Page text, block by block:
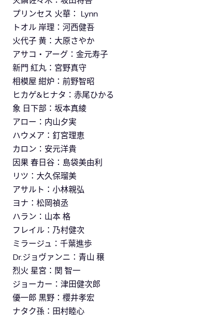
プリンセス 火華： Lynn
トオル 岸理：河西健吾
火代子 黄：大原さやか
アサコ・アーグ：金元寿子
新門 紅丸：宮野真守
相模屋 紺炉：前野智昭
ヒカゲ&ヒナタ：赤尾ひかる
象 日下部：坂本真綾
アロー：内山夕実
ハウメア：釘宮理恵
カロン：安元洋貴
因果 春日谷：島袋美由利
リツ：大久保瑠美
アサルト：小林親弘
ヨナ：松岡禎丞
ハラン：山本 格
フレイル：乃村健次
ミラージュ：千葉進歩
Dr.ジョヴァンニ：青山 穣
烈火 星宮：関 智一
ジョーカー：津田健次郎
優一郎 黒野：櫻井孝宏
ナタク孫：田村睦心